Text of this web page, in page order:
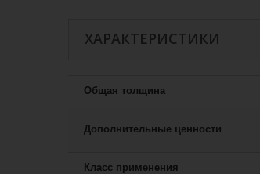
ХАРАКТЕРИСТИКИ
Общая толщина
Дополнительные ценности
Класс применения